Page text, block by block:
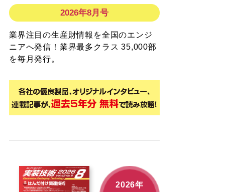
2026年8月号
業界注目の生産財情報を全国のエンジ
ニアへ発信！業界最多クラス 35,000部
を毎月発行。
2026年